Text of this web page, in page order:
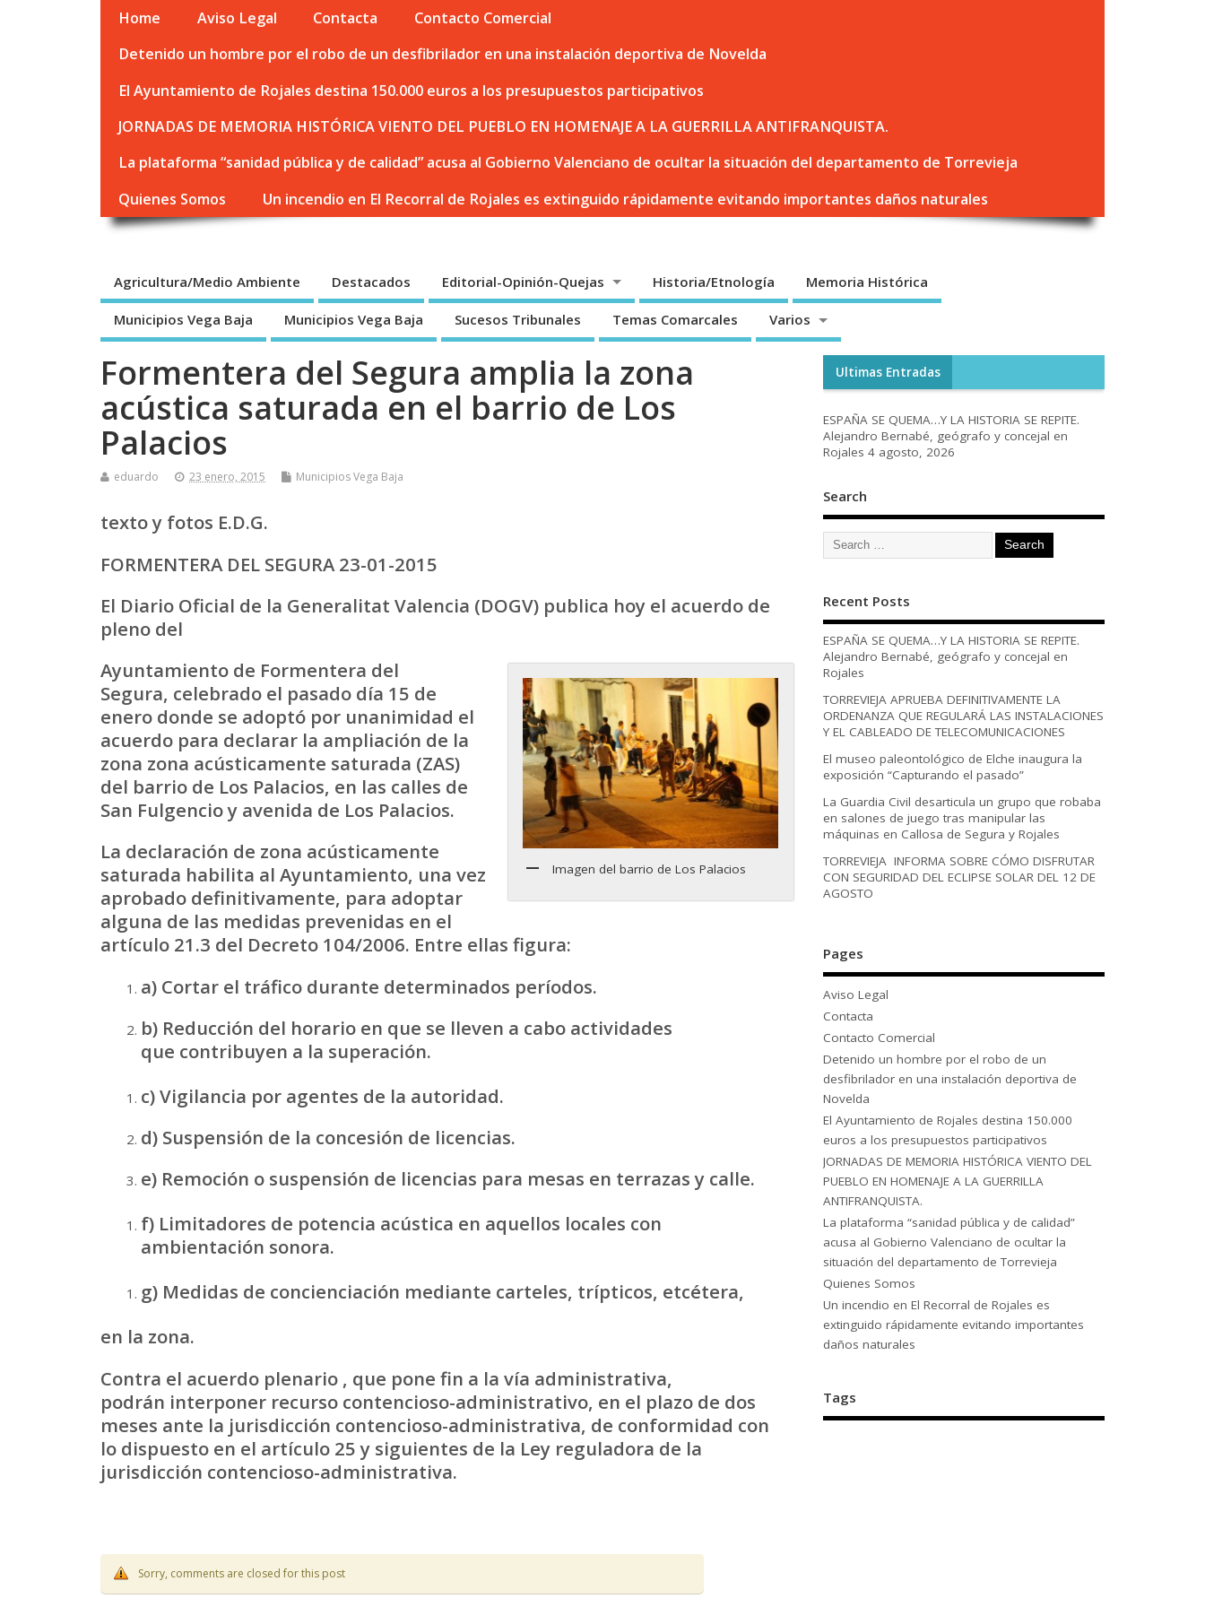
Home Aviso Legal Contacta
Contacto Comercial
Detenido un hombre por el robo de un desfibrilador en una instalación deportiva de Novelda
El Ayuntamiento de Rojales destina 150.000 euros a los presupuestos participativos
JORNADAS DE MEMORIA HISTÓRICA VIENTO DEL PUEBLO EN HOMENAJE A LA GUERRILLA ANTIFRANQUISTA.
La plataforma “sanidad pública y de calidad” acusa al Gobierno Valenciano de ocultar la situación del departamento de Torrevieja
Quienes Somos
Un incendio en El Recorral de Rojales es extinguido rápidamente evitando importantes daños naturales
Agricultura/Medio Ambiente Destacados Editorial-Opinión-Quejas Historia/Etnología Memoria Histórica
Municipios Vega Baja Municipios Vega Baja Sucesos Tribunales Temas Comarcales Varios
Formentera del Segura amplia la zona
acústica saturada en el barrio de Los
Palacios
eduardo 23 enero, 2015 Municipios Vega Baja
texto y fotos E.D.G.
FORMENTERA DEL SEGURA 23-01-2015
El Diario Oficial de la Generalitat Valencia (DOGV) publica hoy el acuerdo de
pleno del
Imagen del barrio de Los Palacios
Ayuntamiento de Formentera del
Segura, celebrado el pasado día 15 de
enero donde se adoptó por unanimidad el
acuerdo para declarar la ampliación de la
zona zona acústicamente saturada (ZAS)
del barrio de Los Palacios, en las calles de
San Fulgencio y avenida de Los Palacios.
La declaración de zona acústicamente
saturada habilita al Ayuntamiento, una vez
aprobado definitivamente, para adoptar
alguna de las medidas prevenidas en el
artículo 21.3 del Decreto 104/2006. Entre ellas figura:
a) Cortar el tráfico durante determinados períodos.
b) Reducción del horario en que se lleven a cabo actividades
que contribuyen a la superación.
c) Vigilancia por agentes de la autoridad.
d) Suspensión de la concesión de licencias.
e) Remoción o suspensión de licencias para mesas en terrazas y calle.
f) Limitadores de potencia acústica en aquellos locales con
ambientación sonora.
g) Medidas de concienciación mediante carteles, trípticos, etcétera,
en la zona.
Contra el acuerdo plenario , que pone fin a la vía administrativa,
podrán interponer recurso contencioso-administrativo, en el plazo de dos
meses ante la jurisdicción contencioso-administrativa, de conformidad con
lo dispuesto en el artículo 25 y siguientes de la Ley reguladora de la
jurisdicción contencioso-administrativa.
Sorry, comments are closed for this post
Ultimas Entradas
ESPAÑA SE QUEMA…Y LA HISTORIA SE REPITE.
Alejandro Bernabé, geógrafo y concejal en
Rojales 4 agosto, 2026
Search
Recent Posts
ESPAÑA SE QUEMA…Y LA HISTORIA SE REPITE.
Alejandro Bernabé, geógrafo y concejal en
Rojales
TORREVIEJA APRUEBA DEFINITIVAMENTE LA
ORDENANZA QUE REGULARÁ LAS INSTALACIONES
Y EL CABLEADO DE TELECOMUNICACIONES
El museo paleontológico de Elche inaugura la
exposición “Capturando el pasado”
La Guardia Civil desarticula un grupo que robaba
en salones de juego tras manipular las
máquinas en Callosa de Segura y Rojales
TORREVIEJA INFORMA SOBRE CÓMO DISFRUTAR
CON SEGURIDAD DEL ECLIPSE SOLAR DEL 12 DE
AGOSTO
Pages
Aviso Legal
Contacta
Contacto Comercial
Detenido un hombre por el robo de un
desfibrilador en una instalación deportiva de
Novelda
El Ayuntamiento de Rojales destina 150.000
euros a los presupuestos participativos
JORNADAS DE MEMORIA HISTÓRICA VIENTO DEL
PUEBLO EN HOMENAJE A LA GUERRILLA
ANTIFRANQUISTA.
La plataforma “sanidad pública y de calidad”
acusa al Gobierno Valenciano de ocultar la
situación del departamento de Torrevieja
Quienes Somos
Un incendio en El Recorral de Rojales es
extinguido rápidamente evitando importantes
daños naturales
Tags